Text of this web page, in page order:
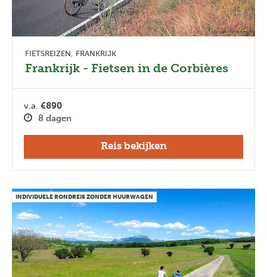
FIETSREIZEN FRANKRIJK
Frankrijk - Fietsen in de Corbières
v.a. €890
8 dagen
Reis bekijken
INDIVIDUELE RONDREIS ZONDER HUURWAGEN